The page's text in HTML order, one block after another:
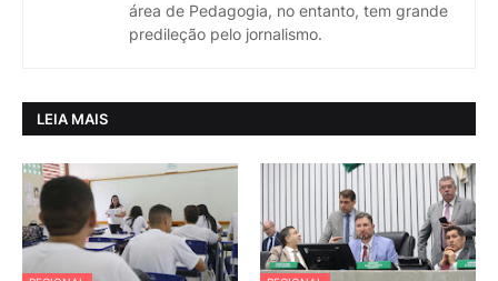
área de Pedagogia, no entanto, tem grande
predileção pelo jornalismo.
LEIA MAIS